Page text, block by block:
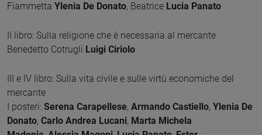
Fiammetta Ylenia De Donato, Beatrice Lucia Panato
II libro: Sulla religione che è necessaria al mercante
Benedetto Cotrugli Luigi Ciriolo
III e IV libro: Sulla vita civile e sulle virtù economiche del
mercante
I posteri: Serena Carapellese, Armando Castiello, Ylenia De
Donato, Carlo Andrea Lucani, Marta Michela